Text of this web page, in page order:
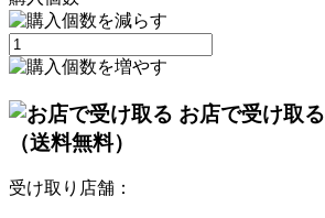
お店で受け取る
（送料無料）
受け取り店舗：